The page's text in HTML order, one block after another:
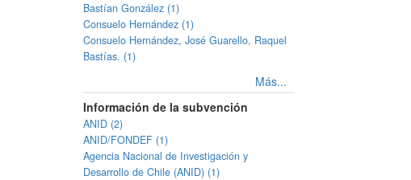
Bastían González (1)
Consuelo Hernández (1)
Consuelo Hernández, José Guarello, Raquel
Bastías. (1)
Más...
Información de la subvención
ANID (2)
ANID/FONDEF (1)
Agencia Nacional de Investigación y
Desarrollo de Chile (ANID) (1)